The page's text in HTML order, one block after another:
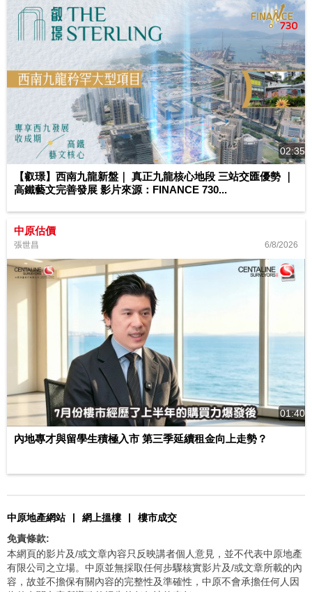
02:35
【叡璟】西南九龍新盤｜ 真正九龍核心地段 三站交匯優勢 ｜
高鐵藝文完善發展 影片來源：FINANCE 730...
中原估價
張世昌 6/8/2026
01:40
內地專才與留學生積極入市 第三季延續租金向上走勢？
中原地產網站 | 網上搵樓 |
樓市成交
免責條款:
本網頁的影片及/或文章內容只反映講者個人意見，並不代表中原地產
有限公司之立場。中原並無採取任何步驟核實影片及/或文章所載的內
容，故並不擔保有關內容的完整性及準確性，中原不會承擔任何人因